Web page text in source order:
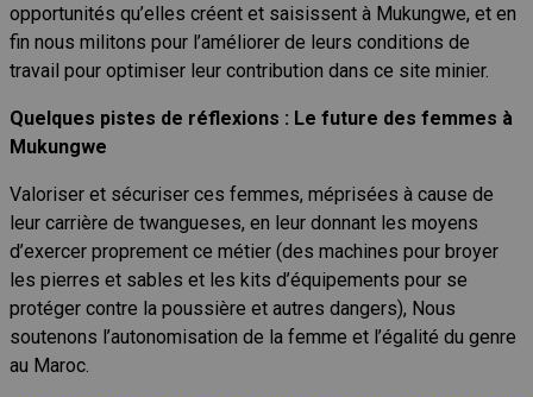
opportunités qu’elles créent et saisissent à Mukungwe, et en
fin nous militons pour l’améliorer de leurs conditions de
travail pour optimiser leur contribution dans ce site minier.
Quelques pistes de réflexions : Le future des femmes à
Mukungwe
Valoriser et sécuriser ces femmes, méprisées à cause de
leur carrière de twangueses, en leur donnant les moyens
d’exercer proprement ce métier (des machines pour broyer
les pierres et sables et les kits d’équipements pour se
protéger contre la poussière et autres dangers), Nous
soutenons l’autonomisation de la femme et l’égalité du genre
au Maroc.